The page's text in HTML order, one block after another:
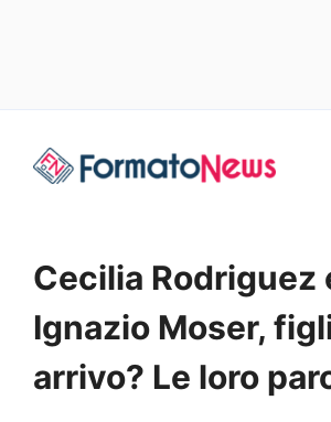
Cecilia Rodriguez
Ignazio Moser,
arrivo? Le loro